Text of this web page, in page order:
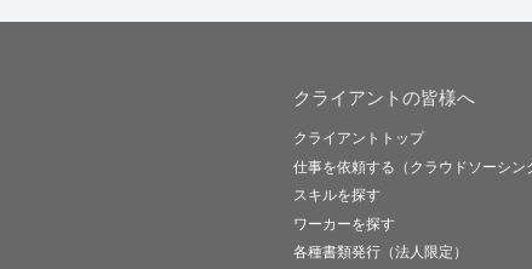
クライアントの皆様へ
クライアントトップ
仕事を依頼する（クラウドソーシン
スキルを探す
ワーカーを探す
各種書類発行（法人限定）